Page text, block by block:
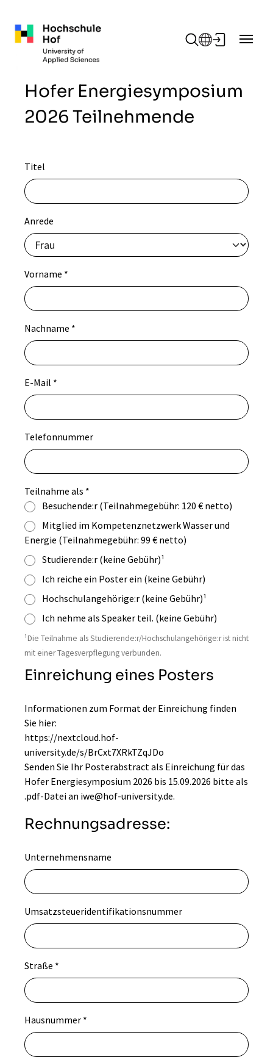
Hofer Energiesymposium
2026 Teilnehmende
Titel
Anrede
Vorname *
Nachname *
E-Mail *
Telefonnummer
Teilnahme als *
Besuchende:r (Teilnahmegebühr: 120 € netto)
Mitglied im Kompetenznetzwerk Wasser und
Energie (Teilnahmegebühr: 99 € netto)
Studierende:r (keine Gebühr)¹
Ich reiche ein Poster ein (keine Gebühr)
Hochschulangehörige:r (keine Gebühr)¹
Ich nehme als Speaker teil. (keine Gebühr)
¹Die Teilnahme als Studierende:r/Hochschulangehörige:r ist nicht
mit einer Tagesverpflegung verbunden.
Einreichung eines Posters
Informationen zum Format der Einreichung finden
Sie hier:
https://nextcloud.hof-
university.de/s/BrCxt7XRkTZqJDo
Senden Sie Ihr Posterabstract als Einreichung für das
Hofer Energiesymposium 2026 bis 15.09.2026 bitte als
.pdf-Datei an iwe@hof-university.de.
Rechnungsadresse:
Unternehmensname
Umsatzsteueridentifikationsnummer
Straße *
Hausnummer *